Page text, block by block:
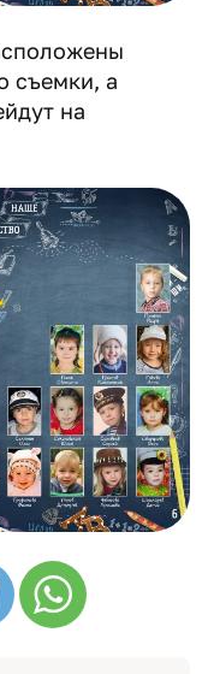
съемки, а
на